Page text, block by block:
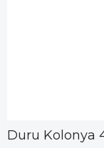
Duru Kolonya